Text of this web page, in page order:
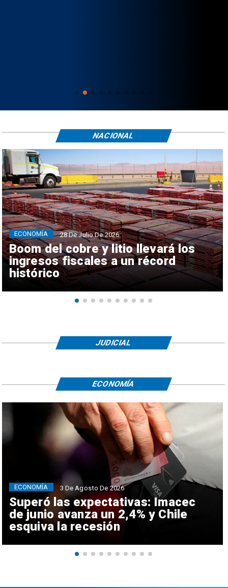
Boom del cobre y litio llevará los
ingresos fiscales a un récord
histórico
ECONOMÍA 28 De Julio De 2026
NACIONAL
JUDICIAL
Superó las expectativas: Imacec
de junio avanza un 2,4% y Chile
esquiva la recesión
ECONOMÍA 3 De Agosto De 2026
ECONOMÍA